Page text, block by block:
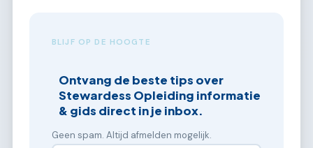
BLIJF OP DE HOOGTE
Ontvang de beste tips over
Stewardess Opleiding informatie
& gids direct in je inbox.
Geen spam. Altijd afmelden mogelijk.